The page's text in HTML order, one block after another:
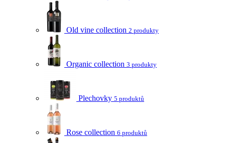
Old vine collection 2 produkty
Organic collection 3 produkty
Plechovky 5 produktů
Rose collection 6 produktů